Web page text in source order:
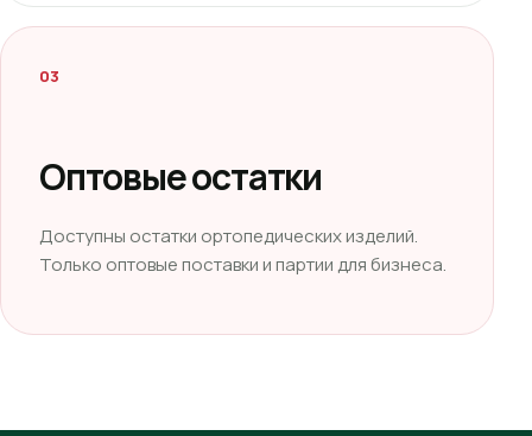
03
Оптовые остатки
Доступны остатки ортопедических изделий.
Только оптовые поставки и партии для бизнеса.